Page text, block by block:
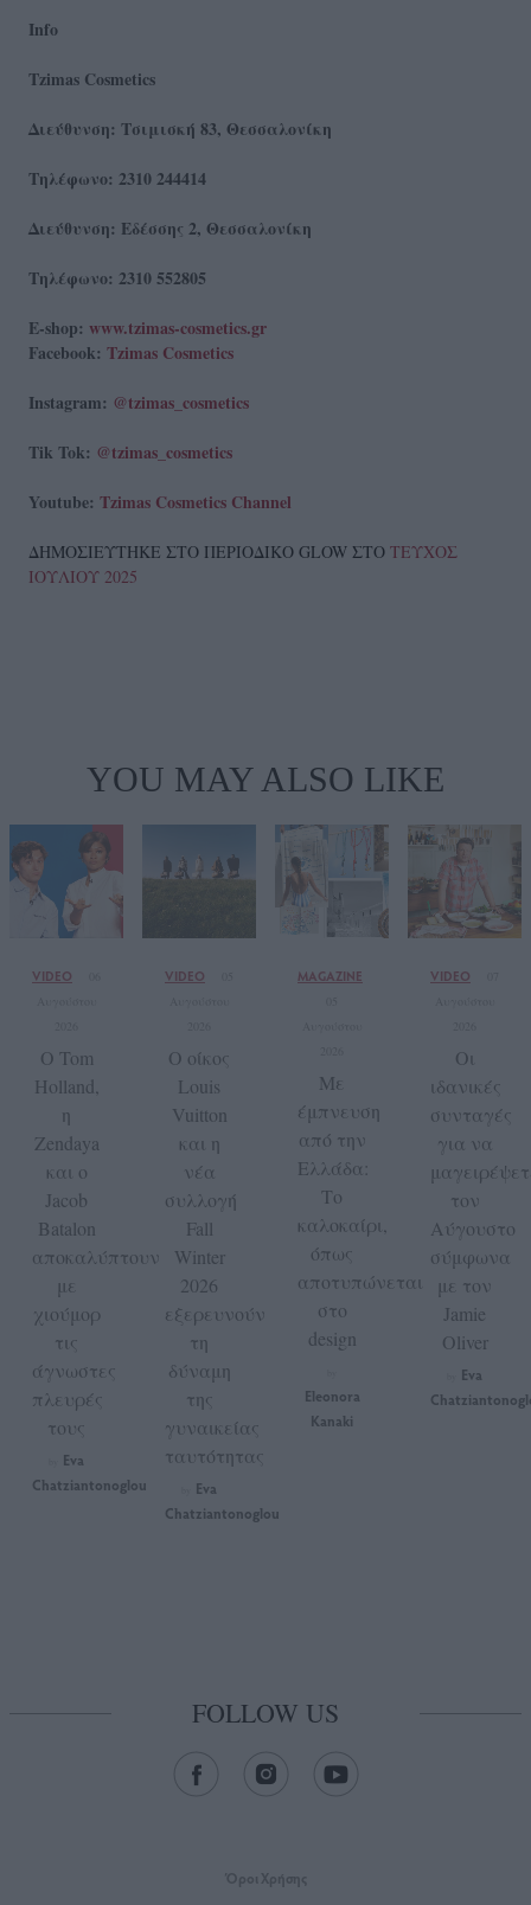
Info
Tzimas Cosmetics
Διεύθυνση: Τσιμισκή 83, Θεσσαλονίκη
Tηλέφωνο: 2310 244414
Διεύθυνση: Εδέσσης 2, Θεσσαλονίκη
Τηλέφωνο: 2310 552805
E-shop: www.tzimas-cosmetics.gr
Facebook: Τzimas Cosmetics
Instagram: @tzimas_cosmetics
Tik Tok: @tzimas_cosmetics
Youtube: Tzimas Cosmetics Channel
ΔΗΜΟΣΙΕΥΤΗΚΕ ΣΤΟ ΠΕΡΙΟΔΙΚΟ GLOW ΣΤΟ ΤΕΥΧΟΣ
ΙΟΥΛΙΟΥ 2025
YOU MAY ALSO LIKE
VIDEO
Ο Tom
Holland,
η
Zendaya
και ο
Jacob
Batalon
αποκαλύπτουν
με
χιούμορ
τις
άγνωστες
πλευρές
τους
Eva
Chatziantonoglou
VIDEO
Ο οίκος
Louis
Vuitton
και η
νέα
συλλογή
Fall
Winter
2026
εξερευνούν
τη
δύναμη
της
γυναικείας
ταυτότητας
Eva
Chatziantonoglou
MAGAZINE
Με
έμπνευση
από την
Ελλάδα:
Το
καλοκαίρι,
όπως
αποτυπώνεται
στο
design
Eleonora
Kanaki
VIDEO
Οι
ιδανικές
συνταγές
για να
τον
Αύγουστο
σύμφωνα
με τον
Jamie
Oliver
Eva
FOLLOW US
Όροι Xρήσης